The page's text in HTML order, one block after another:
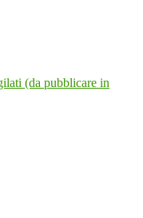
(da pubblicare in